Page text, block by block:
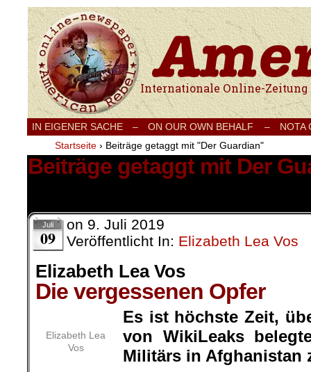
Internationale Onlinezeitung für Frieden,
IN EIGENER SACHE – ON OUR OWN BEHALF –
NOTA
Startseite › Beiträge getaggt mit "Der Guardian"
Beiträge getaggt mit Der
Juli
09
on 9. Juli 2019
Veröffentlicht In: Elizabeth Lea Vos
Elizabeth Lea Vos
Die vergessenen Opfer
Elizabeth Lea
Vos
Es ist höchste Zeit,
von WikiLeaks
Militärs in Afghanistan